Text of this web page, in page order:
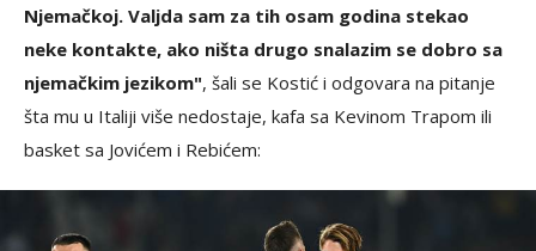
Njemačkoj. Valjda sam za tih osam godina stekao
neke kontakte, ako ništa drugo snalazim se dobro sa
njemačkim jezikom", šali se Kostić i odgovara na pitanje
šta mu u Italiji više nedostaje, kafa sa Kevinom Trapom ili
basket sa Jovićem i Rebićem: